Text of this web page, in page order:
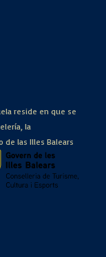
reside en que se
la
de las Illes Balears